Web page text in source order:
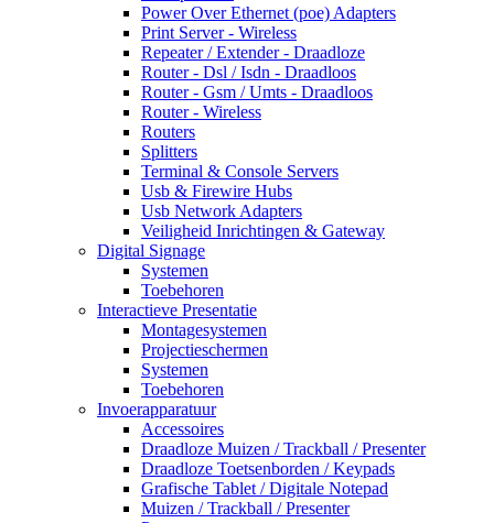
Power Over Ethernet (poe) Adapters
Print Server - Wireless
Repeater / Extender - Draadloze
Router - Dsl / Isdn - Draadloos
Router - Gsm / Umts - Draadloos
Router - Wireless
Routers
Splitters
Terminal & Console Servers
Usb & Firewire Hubs
Usb Network Adapters
Veiligheid Inrichtingen & Gateway
Digital Signage
Systemen
Toebehoren
Interactieve Presentatie
Montagesystemen
Projectieschermen
Systemen
Toebehoren
Invoerapparatuur
Accessoires
Draadloze Muizen / Trackball / Presenter
Draadloze Toetsenborden / Keypads
Grafische Tablet / Digitale Notepad
Muizen / Trackball / Presenter